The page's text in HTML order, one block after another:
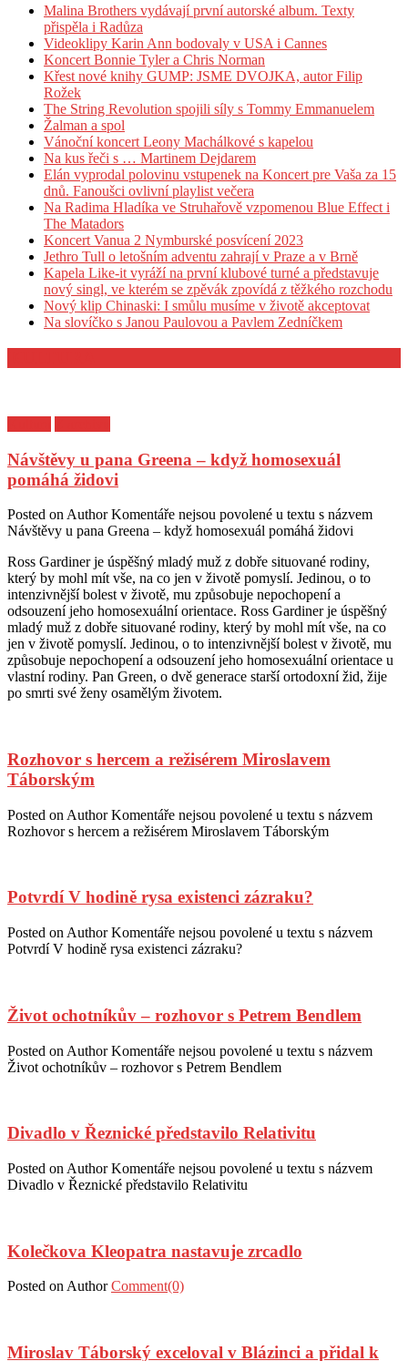
Malina Brothers vydávají první autorské album. Texty
přispěla i Radůza
Videoklipy Karin Ann bodovaly v USA i Cannes
Koncert Bonnie Tyler a Chris Norman
Křest nové knihy GUMP: JSME DVOJKA, autor Filip
Rožek
The String Revolution spojili síly s Tommy Emmanuelem
Žalman a spol
Vánoční koncert Leony Machálkové s kapelou
Na kus řeči s … Martinem Dejdarem
Elán vyprodal polovinu vstupenek na Koncert pre Vaša za 15
dnů. Fanoušci ovlivní playlist večera
Na Radima Hladíka ve Struhařově vzpomenou Blue Effect i
The Matadors
Koncert Vanua 2 Nymburské posvícení 2023
Jethro Tull o letošním adventu zahrají v Praze a v Brně
Kapela Like-it vyráží na první klubové turné a představuje
nový singl, ve kterém se zpěvák zpovídá z těžkého rozchodu
Nový klip Chinaski: I smůlu musíme v životě akceptovat
Na slovíčko s Janou Paulovou a Pavlem Zedníčkem
Návštěvy u pana Greena – když homosexuál
pomáhá židovi
Posted on Author Komentáře nejsou povolené u textu s názvem
Návštěvy u pana Greena – když homosexuál pomáhá židovi
Ross Gardiner je úspěšný mladý muž z dobře situované rodiny,
který by mohl mít vše, na co jen v životě pomyslí. Jedinou, o to
intenzivnější bolest v životě, mu způsobuje nepochopení a
odsouzení jeho homosexuální orientace. Ross Gardiner je úspěšný
mladý muž z dobře situované rodiny, který by mohl mít vše, na co
jen v životě pomyslí. Jedinou, o to intenzivnější bolest v životě, mu
způsobuje nepochopení a odsouzení jeho homosexuální orientace u
vlastní rodiny. Pan Green, o dvě generace starší ortodoxní žid, žije
po smrti své ženy osamělým životem.
Rozhovor s hercem a režisérem Miroslavem
Táborským
Posted on Author Komentáře nejsou povolené u textu s názvem
Rozhovor s hercem a režisérem Miroslavem Táborským
Potvrdí V hodině rysa existenci zázraku?
Posted on Author Komentáře nejsou povolené u textu s názvem
Potvrdí V hodině rysa existenci zázraku?
Život ochotníkův – rozhovor s Petrem Bendlem
Posted on Author Komentáře nejsou povolené u textu s názvem
Život ochotníkův – rozhovor s Petrem Bendlem
Divadlo v Řeznické představilo Relativitu
Posted on Author Komentáře nejsou povolené u textu s názvem
Divadlo v Řeznické představilo Relativitu
Kolečkova Kleopatra nastavuje zrcadlo
Posted onAuthor Comment(0)
Miroslav Táborský exceloval v Blázinci a přidal k